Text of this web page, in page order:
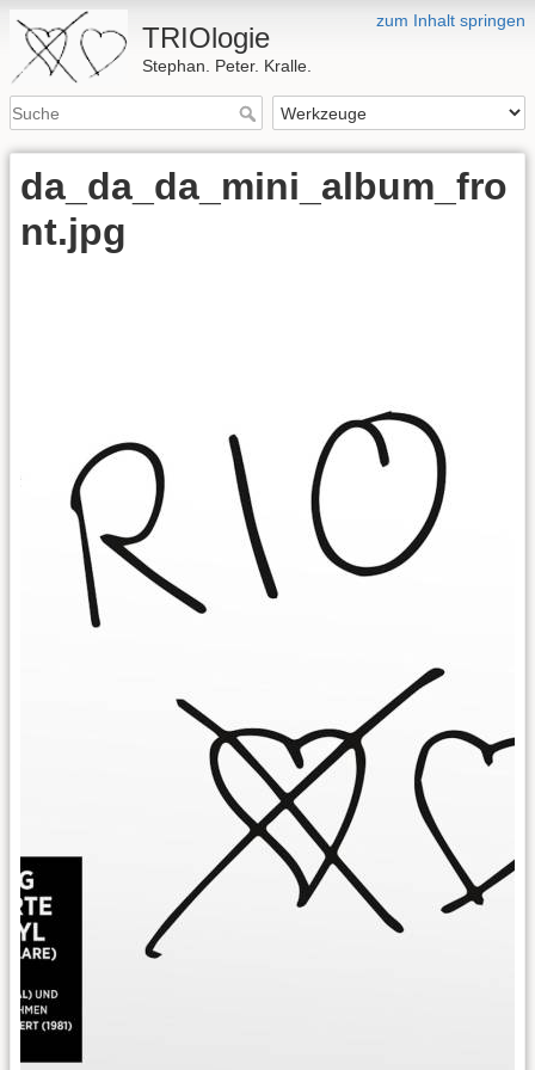
zum Inhalt springen
TRIOlogie
Stephan. Peter. Kralle.
da_da_da_mini_album_fro
nt.jpg